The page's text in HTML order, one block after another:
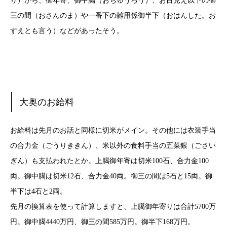
三の間（おさんのま）や一番下の雑用係御半下（おはんした。お
すえとも言う）などがあったそう。
大奥のお給料
お給料は先月のお話と同様に切米がメイン。その他には衣装手当
の合力金（ごうりききん）、米以外の食料手当の五菜銀（ごさい
ぎん）も支払われたとか。上臈御年寄は切米100石、合力金100
両。御中臈は切米12石、合力金40両。御三の間は5石と15両。御
半下は4石と2両。
先月の換算表を使って計算しますと、上臈御年寄りは合計5700万
円。御中臈4440万円、御三の間585万円。御半下168万円。